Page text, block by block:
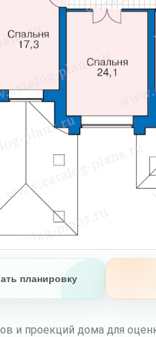
планировку
и проекций дома для